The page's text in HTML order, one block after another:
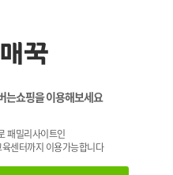
는쇼핑을 이용해보세요
패밀리사이트인
센터까지 이용가능합니다